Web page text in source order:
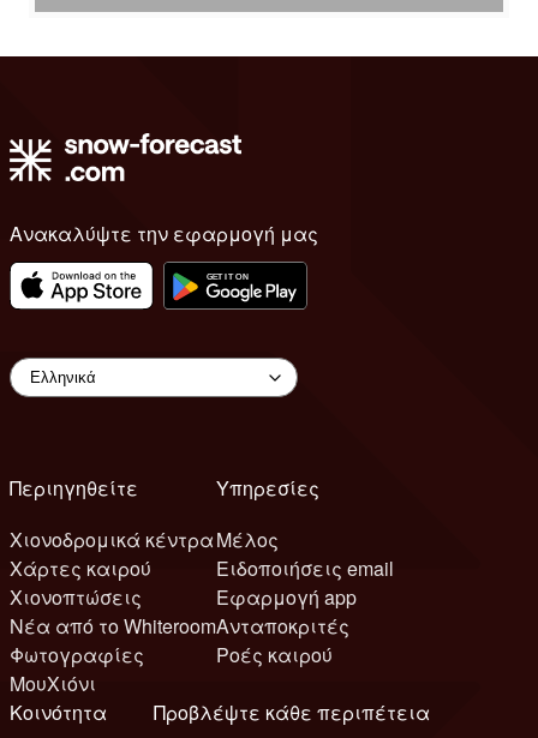
Ανακαλύψτε την εφαρμογή μας
Περιηγηθείτε
Χιονοδρομικά κέντρα
Χάρτες καιρού
Χιονοπτώσεις
Νέα από το Whiteroom
Φωτογραφίες
ΜουΧιόνι
Υπηρεσίες
Μέλος
Ειδοποιήσεις email
Εφαρμογή app
Ανταποκριτές
Ροές καιρού
Κοινότητα
Προβλέψτε κάθε περιπέτεια